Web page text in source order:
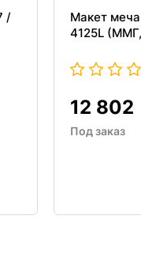
/
Макет
4125L
12 802
Под заказ